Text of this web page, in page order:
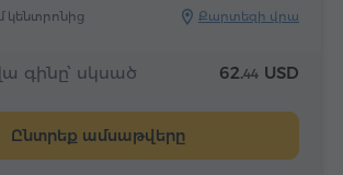
կենտրոնից Քարտեզի վրա
գինը՝ սկսած 62.44 USD
Ընտրեք ամսաթվերը